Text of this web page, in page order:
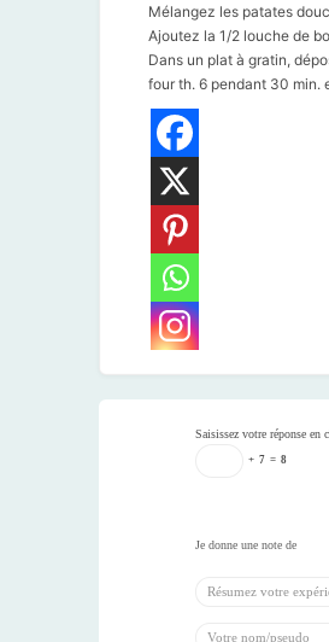
Mélangez les patates
Ajoutez la 1/2 louche de
Dans un plat à gratin,
four th. 6 pendant 30 min.
Saisissez votre réponse en
+ 7 = 8